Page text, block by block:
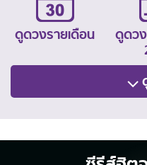
ดูดวงรายเดือน
ดูดว